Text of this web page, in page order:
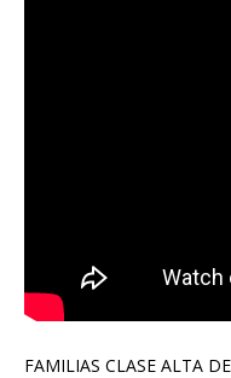
FAMILIAS CLASE ALTA